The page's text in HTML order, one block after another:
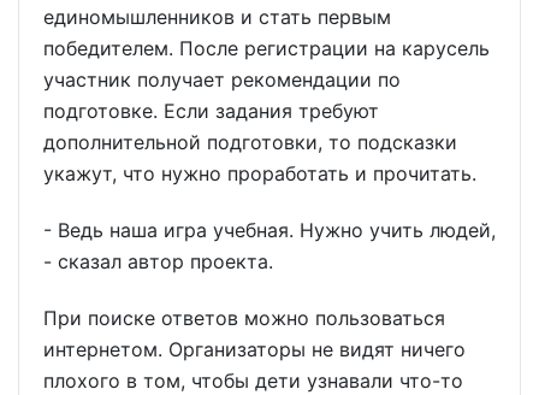
единомышленников и стать первым
победителем. После регистрации на карусель
участник получает рекомендации по
подготовке. Если задания требуют
дополнительной подготовки, то подсказки
укажут, что нужно проработать и прочитать.
- Ведь наша игра учебная. Нужно учить людей,
- сказал автор проекта.
При поиске ответов можно пользоваться
интернетом. Организаторы не видят ничего
плохого в том, чтобы дети узнавали что-то